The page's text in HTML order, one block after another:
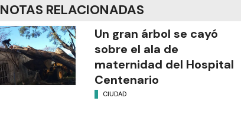
NOTAS RELACIONADAS
Un gran árbol se cayó
sobre el ala de
maternidad del Hospital
Centenario
CIUDAD